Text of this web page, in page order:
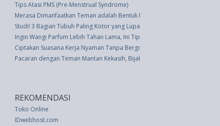
Tips Atasi PMS (Pre-Menstrual Syndrome)
Merasa Dimanfaatkan Teman adalah Bentuk Bullying
Studi! 3 Bagian Tubuh Paling Kotor yang Lupa Anda Cuci Saat Mandi
Ingin Wangi Parfum Lebih Tahan Lama, Ini Tipsnya
Ciptakan Suasana Kerja Nyaman Tanpa Bergosip, Bisa!
Pacaran dengan Teman Mantan Kekasih, Bijakkah?
REKOMENDASI
Toko Online
IDwebhost.com